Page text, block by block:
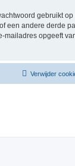
gebruikt
een andere derde
mailadres opgeeft
Verwijder